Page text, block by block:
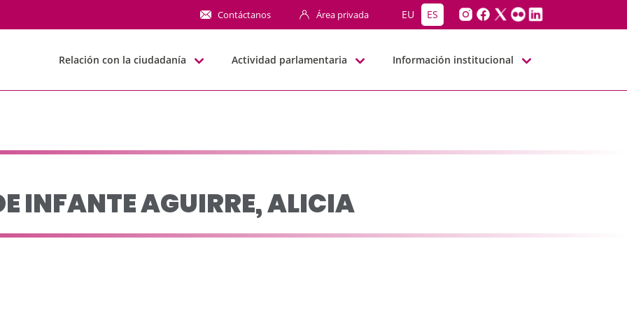
ALICIA - JJGG-BBNN
Contáctanos Área privada EU ES
Relación con la ciudadanía Actividad parlamentaria Información institucional
INFANTE AGUIRRE, ALICIA